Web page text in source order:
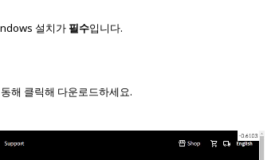
설치가 필수입니다.
해 클릭해 다운로드하세요.